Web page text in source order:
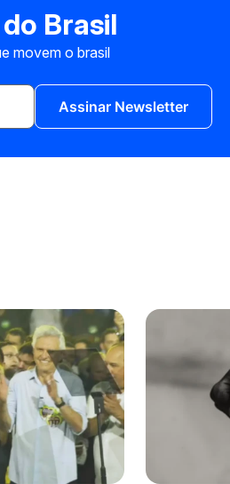
Brasil
movem o brasil
Assinar Newsletter